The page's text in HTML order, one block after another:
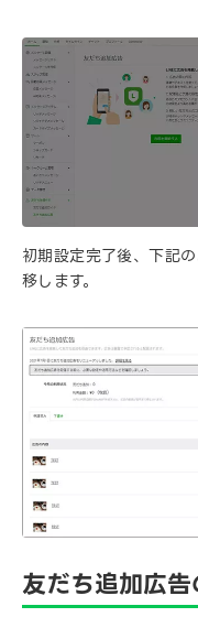
初期設定完了後、下記
移します。
友だち追加広